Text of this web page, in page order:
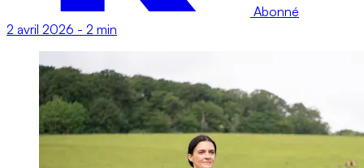
Abonné
2 avril 2026 - 2 min